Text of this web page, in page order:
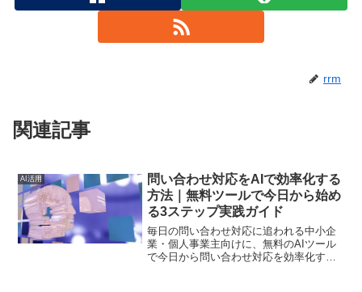
rrm
関連記事
AI活用
問い合わせ対応をAIで効率化する
方法｜無料ツールで今日から始め
る3ステップ実践ガイド
毎日の問い合わせ対応に追われる中小企
業・個人事業主向けに、無料のAIツール
で今日から問い合わせ対応を効率化する